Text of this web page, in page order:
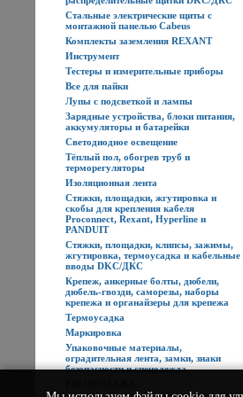
Стальные электрические щиты с
монтажной панелью Cabeus
Комплекты заземления REXANT
Инструмент
Тестеры и измерительные приборы
Все для пайки
Лупы с подсветкой и лампы
Зарядные устройства, блоки питания,
аккумуляторы и батарейки
Светодиодное освещение
Тёплый пол, обогрев труб и
терморегуляторы
Изоляционная лента
Стяжки, площадки, жгутировка и
скобы для крепления кабеля
Proconnect, Rexant, Hyperline и
PANDUIT
Стяжки, площадки, клипсы, зажимы,
жгутировка, термоусадка и кабельные
вводы DKC/ДКС
Крепеж, анкерные болты, дюбели,
дюбель-гвозди, саморезы, наборы
крепежа и органайзеры для крепежа
Термоусадка
Маркировка
Упаковочные материалы,
оградительная лента, замки, знаки
безопасности и спецодежда